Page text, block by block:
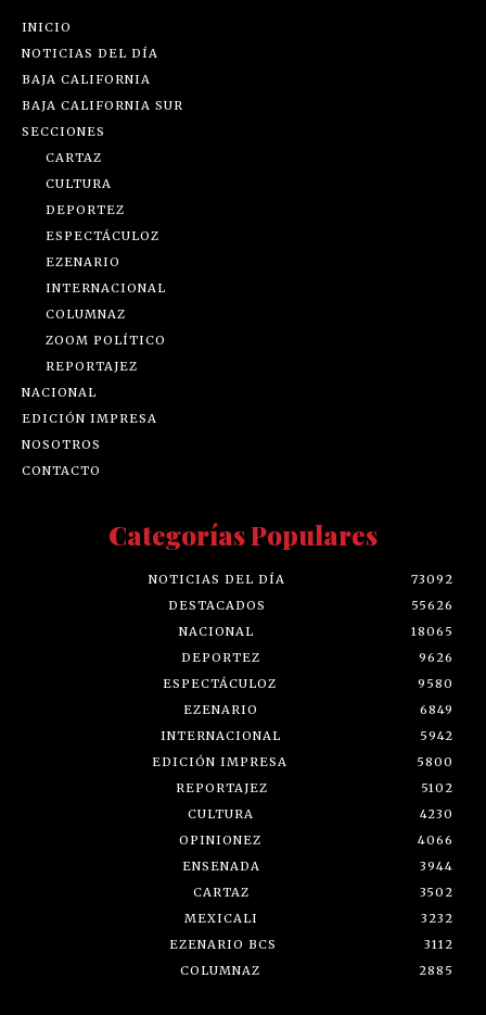
INICIO
NOTICIAS DEL DÍA
BAJA CALIFORNIA
BAJA CALIFORNIA SUR
SECCIONES
CARTAZ
CULTURA
DEPORTEZ
ESPECTÁCULOZ
EZENARIO
INTERNACIONAL
COLUMNAZ
ZOOM POLÍTICO
REPORTAJEZ
NACIONAL
EDICIÓN IMPRESA
NOSOTROS
CONTACTO
Categorías Populares
NOTICIAS DEL DÍA
73092
DESTACADOS
55626
NACIONAL
18065
DEPORTEZ
9626
ESPECTÁCULOZ
9580
EZENARIO
6849
INTERNACIONAL
5942
EDICIÓN IMPRESA
5800
REPORTAJEZ
5102
CULTURA
4230
OPINIONEZ
4066
ENSENADA
3944
CARTAZ
3502
MEXICALI
3232
EZENARIO BCS
3112
COLUMNAZ
2885